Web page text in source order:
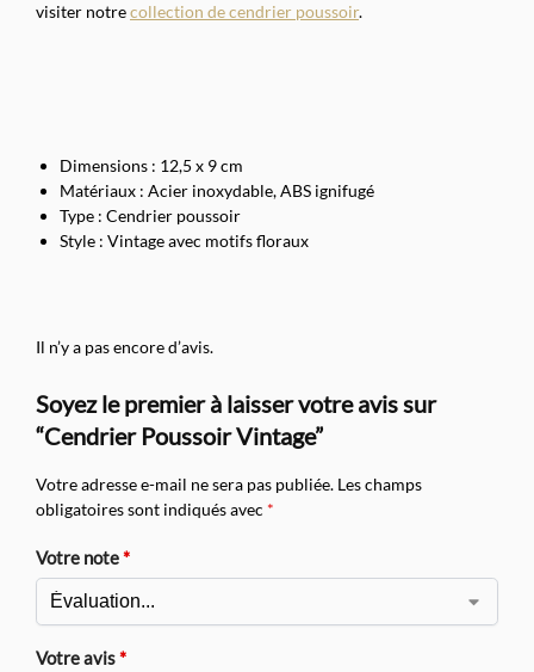
visiter notrecollection de cendrier poussoir.
Dimensions : 12,5 x 9 cm
Matériaux : Acier inoxydable, ABS ignifugé
Type : Cendrier poussoir
Style : Vintage avec motifs floraux
Il n’y a pas encore d’avis.
Soyez le premier à laisser votre avis sur
“Cendrier Poussoir Vintage”
Votre adresse e-mail ne sera pas publiée. Les champs
obligatoires sont indiqués avec *
Votre note*
Votre avis*